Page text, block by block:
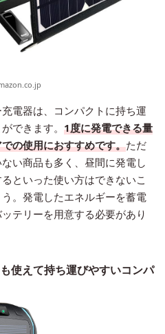
電器は、コンパクトに持ち運
できます。 1度に発電できる量
の使用におすすめです。ただ
い商品も多く、昼間に発電し
といった使い方はできないこ
。発電したエネルギーを蓄電
テリーを用意する必要があり
使えて持ち運びやすいコンパ